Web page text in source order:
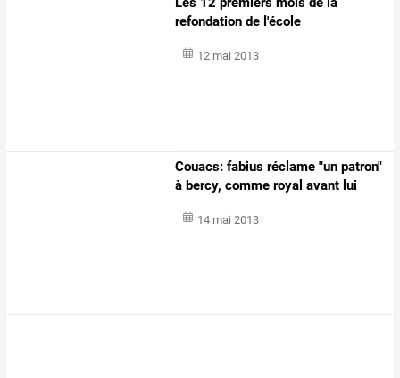
refondation de l'école
12 mai 2013
Couacs: fabius réclame "un patron"
à bercy, comme royal avant lui
14 mai 2013